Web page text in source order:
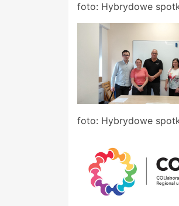
foto: Hybrydowe
foto: Hybrydowe